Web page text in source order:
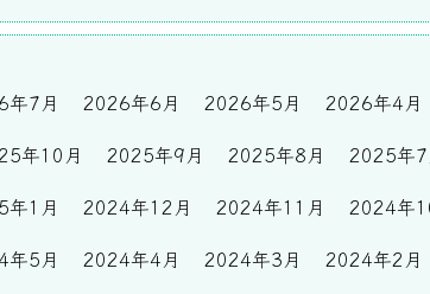
7月 2026年6月 2026年5月 2026年4月
年10月
2025年9月 2025年8月 2025年7
1月
2024年12月 2024年11月 2024年
5月
2024年4月 2024年3月 2024年2月